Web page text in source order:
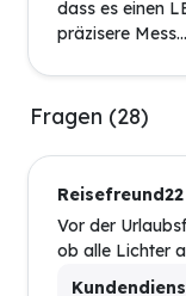
dass es einen
präzisere Mess...
Fragen (28)
Reisefreund22
Vor der
ob alle Lichter